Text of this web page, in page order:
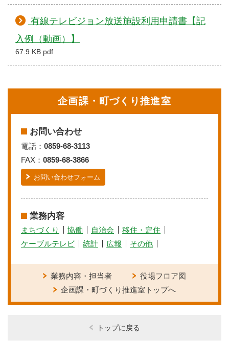
有線テレビジョン放送施設利用申請書【記
入例（動画）】
67.9 KB pdf
企画課・町づくり推進室
お問い合わせ
電話： 0859-68-3113
FAX： 0859-68-3866
お問い合わせフォーム
業務内容
まちづくり 協働 自治会
移住・定住
ケーブルテレビ
統計 広報 その他
業務内容・担当者
役場フロア図
企画課・町づくり推進室トップへ
トップに戻る